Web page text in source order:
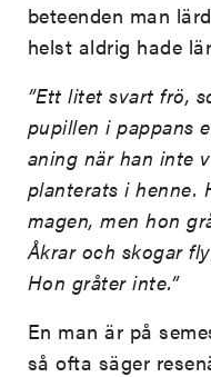
beteenden man
helst aldrig hade
”Ett litet svart frö,
pupillen i pappans
aning när han inte
planterats i henne.
magen, men hon
Åkrar och skogar
Hon gråter inte.”
En man är på
så ofta säger